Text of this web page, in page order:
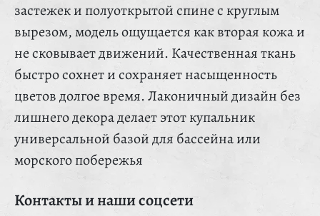
застежек и полуоткрытой спине с круглым
вырезом, модель ощущается как вторая кожа и
не сковывает движений. Качественная ткань
быстро сохнет и сохраняет насыщенность
цветов долгое время. Лаконичный дизайн без
лишнего декора делает этот купальник
универсальной базой для бассейна или
морского побережья
Контакты и наши соцсети